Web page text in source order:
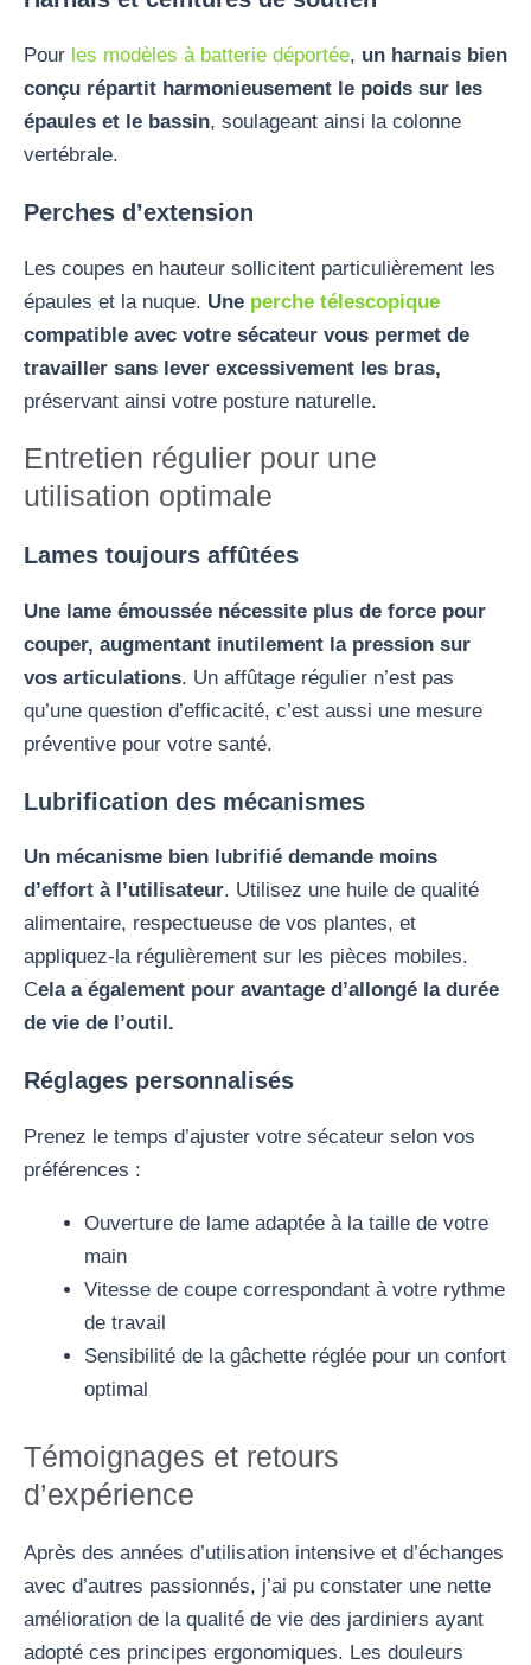
Pour les modèles à batterie déportée, un harnais bien
conçu répartit harmonieusement le poids sur les
épaules et le bassin, soulageant ainsi la colonne
vertébrale.
Perches d’extension
Les coupes en hauteur sollicitent particulièrement les
épaules et la nuque. Une perche télescopique
compatible avec votre sécateur vous permet de
travailler sans lever excessivement les bras,
préservant ainsi votre posture naturelle.
Entretien régulier pour une
utilisation optimale
Lames toujours affûtées
Une lame émoussée nécessite plus de force pour
couper, augmentant inutilement la pression sur
vos articulations. Un affûtage régulier n’est pas
qu’une question d’efficacité, c’est aussi une mesure
préventive pour votre santé.
Lubrification des mécanismes
Un mécanisme bien lubrifié demande moins
d’effort à l’utilisateur. Utilisez une huile de qualité
alimentaire, respectueuse de vos plantes, et
appliquez-la régulièrement sur les pièces mobiles.
Cela a également pour avantage d’allongé la durée
de vie de l’outil.
Réglages personnalisés
Prenez le temps d’ajuster votre sécateur selon vos
préférences :
Ouverture de lame adaptée à la taille de votre
main
Vitesse de coupe correspondant à votre rythme
de travail
Sensibilité de la gâchette réglée pour un confort
optimal
Témoignages et retours
d’expérience
Après des années d’utilisation intensive et d’échanges
avec d’autres passionnés, j’ai pu constater une nette
amélioration de la qualité de vie des jardiniers ayant
adopté ces principes ergonomiques. Les douleurs